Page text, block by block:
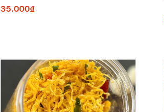
35.000₫